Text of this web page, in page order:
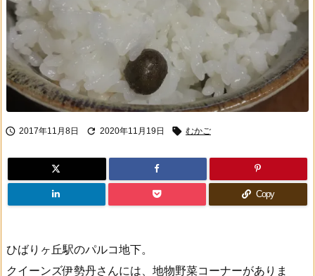
 2017年11月8日  2020年11月19日  むかご
Copy
ひばりヶ丘駅のパルコ地下。
クイーンズ伊勢丹さんには、地物野菜コーナーがありま